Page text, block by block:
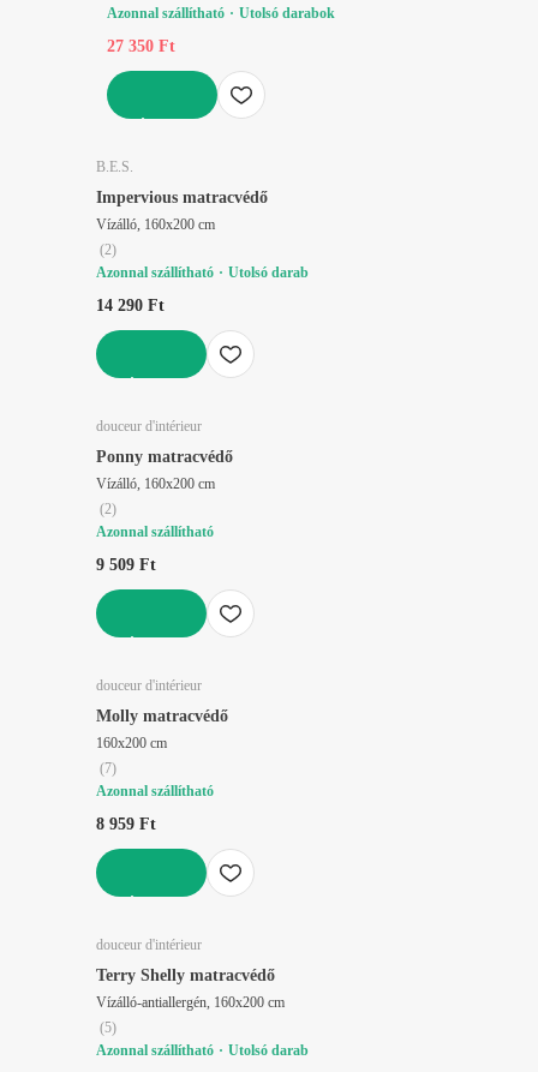
Azonnal szállítható
Utolsó darabok
27 350 Ft
B.E.S.
Impervious matracvédő
Vízálló, 160x200 cm
(2)
Azonnal szállítható
Utolsó darab
14 290 Ft
douceur d'intérieur
Ponny matracvédő
Vízálló, 160x200 cm
(2)
Azonnal szállítható
9 509 Ft
douceur d'intérieur
Molly matracvédő
160x200 cm
(7)
Azonnal szállítható
8 959 Ft
douceur d'intérieur
Terry Shelly matracvédő
Vízálló-antiallergén, 160x200 cm
(5)
Azonnal szállítható
Utolsó darab